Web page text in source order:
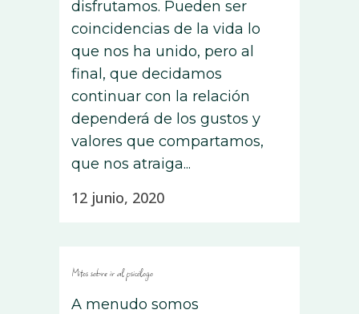
disfrutamos. Pueden ser
coincidencias de la vida lo
que nos ha unido, pero al
final, que decidamos
continuar con la relación
dependerá de los gustos y
valores que compartamos,
que nos atraiga...
12 junio, 2020
Mitos sobre ir al psicólogo
A menudo somos